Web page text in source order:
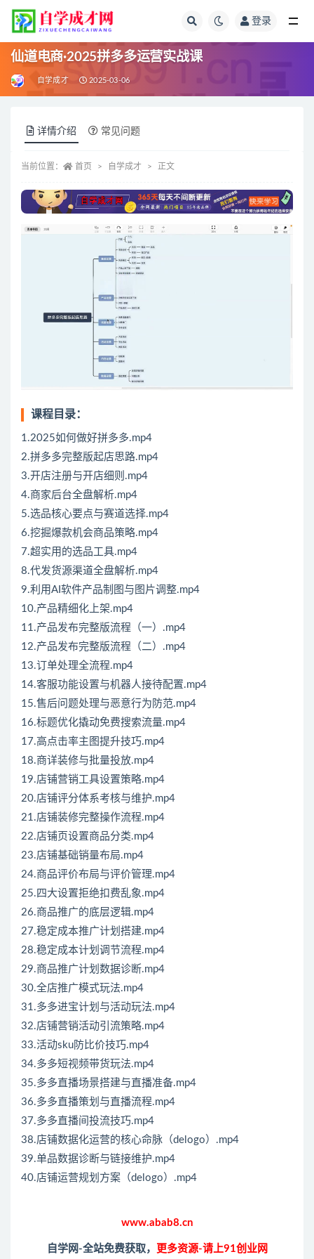
登录
仙道电商·2025拼多多运营实战课
自学成才 2025-03-06
详情介绍 常见问题
当前位置： 首页 自学成才 正文
课程目录：
1.2025如何做好拼多多.mp4
2.拼多多完整版起店思路.mp4
3.开店注册与开店细则.mp4
4.商家后台全盘解析.mp4
5.选品核心要点与赛道选择.mp4
6.挖掘爆款机会商品策略.mp4
7.超实用的选品工具.mp4
8.代发货源渠道全盘解析.mp4
9.利用AI软件产品制图与图片调整.mp4
10.产品精细化上架.mp4
11.产品发布完整版流程（一）.mp4
12.产品发布完整版流程（二）.mp4
13.订单处理全流程.mp4
14.客服功能设置与机器人接待配置.mp4
15.售后问题处理与恶意行为防范.mp4
16.标题优化撬动免费搜索流量.mp4
17.高点击率主图提升技巧.mp4
18.商详装修与批量投放.mp4
19.店铺营销工具设置策略.mp4
20.店铺评分体系考核与维护.mp4
21.店铺装修完整操作流程.mp4
22.店铺页设置商品分类.mp4
23.店铺基础销量布局.mp4
24.商品评价布局与评价管理.mp4
25.四大设置拒绝扣费乱象.mp4
26.商品推广的底层逻辑.mp4
27.稳定成本推广计划搭建.mp4
28.稳定成本计划调节流程.mp4
29.商品推广计划数据诊断.mp4
30.全店推广模式玩法.mp4
31.多多进宝计划与活动玩法.mp4
32.店铺营销活动引流策略.mp4
33.活动sku防比价技巧.mp4
34.多多短视频带货玩法.mp4
35.多多直播场景搭建与直播准备.mp4
36.多多直播策划与直播流程.mp4
37.多多直播间投流技巧.mp4
38.店铺数据化运营的核心命脉（delogo）.mp4
39.单品数据诊断与链接维护.mp4
40.店铺运营规划方案（delogo）.mp4
www.abab8.cn
自学网-全站免费获取， 更多资源-请上91创业网